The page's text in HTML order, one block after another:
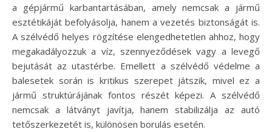
a gépjármű karbantartásában, amely nemcsak a jármű
esztétikáját befolyásolja, hanem a vezetés biztonságát is.
A szélvédő helyes rögzítése elengedhetetlen ahhoz, hogy
megakadályozzuk a víz, szennyeződések vagy a levegő
bejutását az utastérbe. Emellett a szélvédő védelme a
balesetek során is kritikus szerepet játszik, mivel ez a
jármű struktúrájának fontos részét képezi. A szélvédő
nemcsak a látványt javítja, hanem stabilizálja az autó
tetőszerkezetét is, különösen borulás esetén.